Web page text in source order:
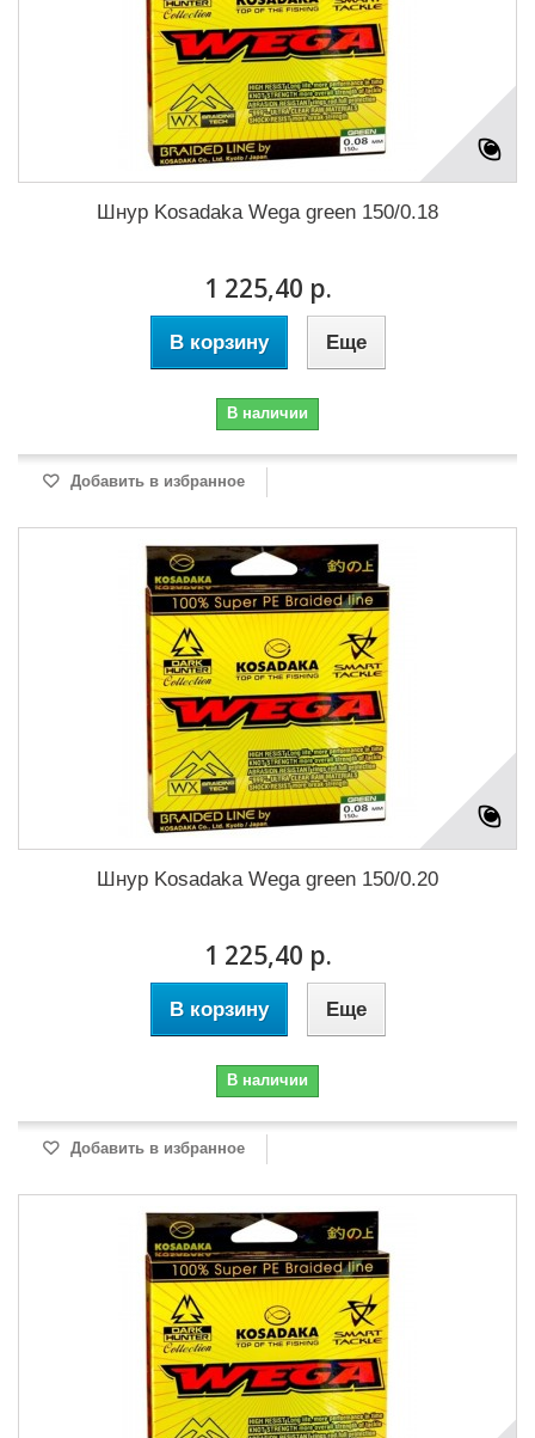
Шнур Kosadaka Wega green 150/0.18
1 225,40 р.
В корзину Еще
В наличии
Добавить в избранное
Шнур Kosadaka Wega green 150/0.20
1 225,40 р.
В корзину Еще
В наличии
Добавить в избранное